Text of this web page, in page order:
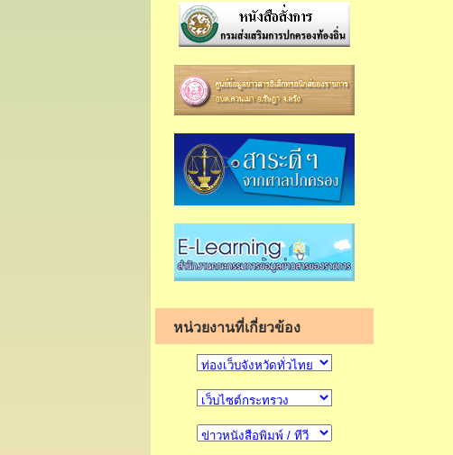
หน่วยงานที่เกี่ยวข้อง